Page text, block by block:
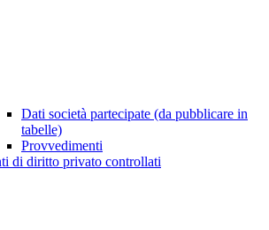
Dati società partecipate (da pubblicare in
tabelle)
Provvedimenti
di diritto privato controllati